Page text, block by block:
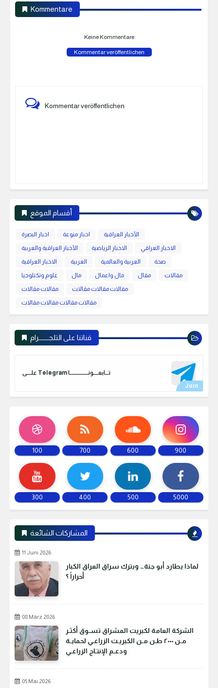
Kommentare
Keine Kommentare
Kommentar veröffentlichen
Kommentar veröffentlichen
أقسام الموقع
اخبار البصرة اخبار منوعة
الأخبار العراقية
الأخبار العراقية والعربية
الاخبار الرياضية
الاخبار العراقي
الاخبار العراقية
العربية العربية والعالمية
صحة
علوم وتكنلوجيا
مال مال واعمال مقال
مقالات
مقالات مقالات
مقالات مقالات مقالات
مقالات مقالات مقالات مقالات
قناتنا على التلجـــــــرام
علـــــى Telegram تـــابعـــــونـــــــــــــــــــا
100 700 600 900
300 400 500 5000
المشاركات الشائعة
11 Juni 2026
لماذا يطارد أبو جنة… ويترك سراق العراق الكبار
أحراراً ؟
08 März 2026
الشركة العامة لكبريت المشراق تسـوق أكثـر
مـن ٢٠٠٠ طـن مـن الكبريـت الزراعـي لحمايـة
ودعـم الإنتـاج الزراعـي
05 Mai 2026